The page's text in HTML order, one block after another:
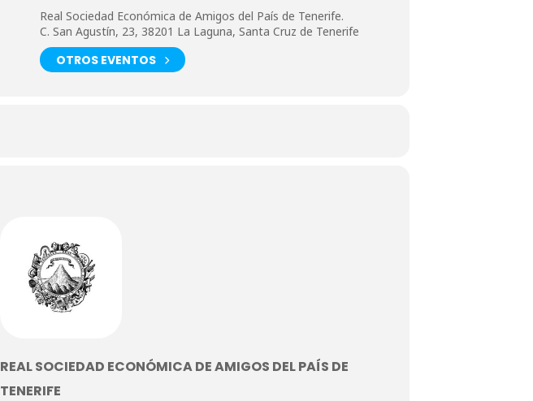
Real Sociedad Económica de Amigos del País de Tenerife.
C. San Agustín, 23, 38201 La Laguna, Santa Cruz de Tenerife
OTROS EVENTOS
REAL SOCIEDAD ECONÓMICA DE AMIGOS DEL PAÍS DE
TENERIFE